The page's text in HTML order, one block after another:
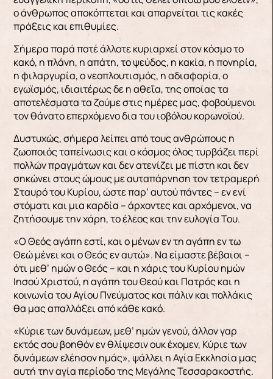
ο άνθρωπος αποκόπτεται και απαρνείται τις κακές
πράξεις και επιθυμίες.
Σήμερα παρά ποτέ άλλοτε κυριαρχεί στον κόσμο το
κακό, η πλάνη, η απάτη, το ψεύδος, η κακία, η πονηρία,
η φιλαργυρία, ο νεοπλουτισμός, η αδιαφορία, ο
εγωϊσμός, ιδιαιτέρως δε η αθεΐα, της οποίας τα
αποτελέσματα τα ζούμε στις ημέρες μας, φοβούμενοι
τον θάνατο επερχόμενο δια του ιοβόλου κορωνοϊού.
Δυστυχώς, σήμερα λείπει από τους ανθρώπους η
ζωοποιός ταπείνωσις και ο κόσμος όλος τυρβάζει περί
πολλών πραγμάτων και δεν ατενίζει με πίστη και δεν
σηκώνει στους ώμους με αυταπάρνηση τον τετραμερή
Σταυρό του Κυρίου, ώστε παρ’ αυτού πάντες – εν ενί
στόματι και μια καρδία – άρχοντες και αρχόμενοι, να
ζητήσουμε την χάρη, το έλεος και την ευλογία Του.
«Ο Θεός αγάπη εστί, και ο μένων εν τη αγάπη εν τω
Θεώ μένει και ο Θεός εν αυτώ». Να είμαστε βέβαιοι –
ότι μεθ’ ημών ο Θεός – και η χάρις του Κυρίου ημών
Ιησού Χριστού, η αγάπη του Θεού και Πατρός και η
κοινωνία του Αγίου Πνεύματος και πάλιν και πολλάκις
θα μας απαλλάξει από κάθε κακό.
«Κύριε των δυνάμεων, μεθ’ ημών γενού, άλλον γαρ
εκτός σου βοηθόν εν θλίψεσιν ουκ έχομεν, Κύριε των
δυνάμεων ελέησον ημάς», ψάλλει η Αγία Εκκλησία μας
αυτή την αγία περίοδο της Μεγάλης Τεσσαρακοστής.